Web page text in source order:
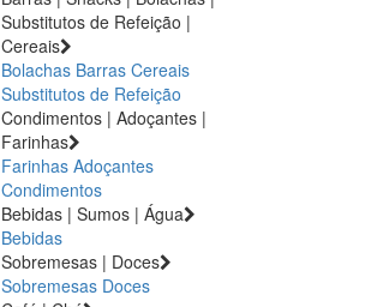
Substitutos de Refeição |
Cereais
Bolachas Barras Cereais
Substitutos de Refeição
Condimentos | Adoçantes |
Farinhas
Farinhas Adoçantes
Condimentos
Bebidas | Sumos | Água
Bebidas
Sobremesas | Doces
Sobremesas Doces